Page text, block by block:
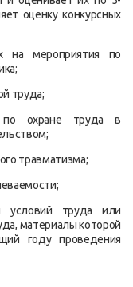
оценку конкурсных
на мероприятия по
труда;
по охране труда в
травматизма;
условий труда или
материалы которой
году проведения